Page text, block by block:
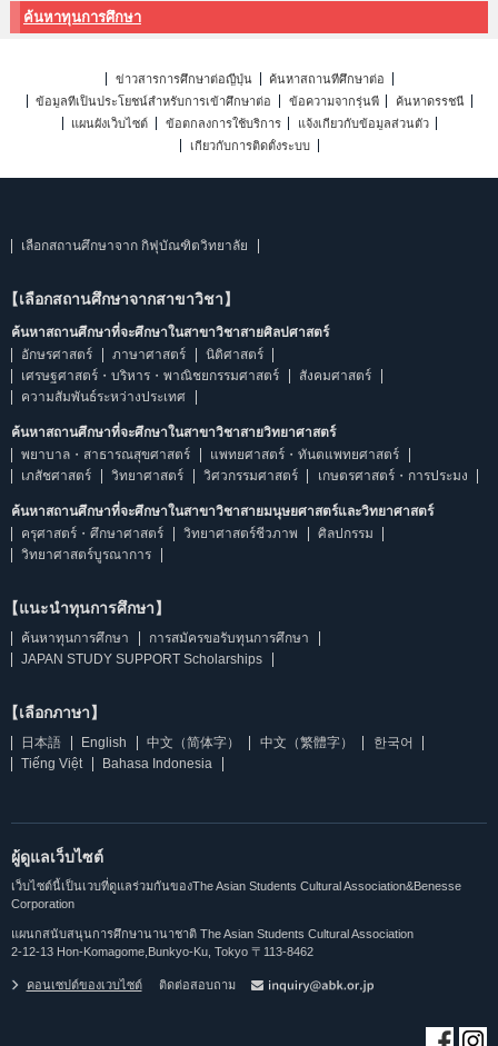
ค้นหาทุนการศึกษา
ข่าวสารการศึกษาต่อญี่ปุ่น
ค้นหาสถานที่ศึกษาต่อ
ข้อมูลที่เป็นประโยชน์สำหรับการเข้าศึกษาต่อ
ข้อความจากรุ่นพี่
ค้นหาดรรชนี
แผนผังเว็บไซต์
ข้อตกลงการใช้บริการ
แจ้งเกี่ยวกับข้อมูลส่วนตัว
เกี่ยวกับการติดตั้งระบบ
เลือกสถานศึกษาจาก กิฟุบัณฑิตวิทยาลัย
【เลือกสถานศึกษาจากสาขาวิชา】
ค้นหาสถานศึกษาที่จะศึกษาในสาขาวิชาสายศิลปศาสตร์
อักษรศาสตร์
ภาษาศาสตร์
นิติศาสตร์
เศรษฐศาสตร์・บริหาร・พาณิชยกรรมศาสตร์
สังคมศาสตร์
ความสัมพันธ์ระหว่างประเทศ
ค้นหาสถานศึกษาที่จะศึกษาในสาขาวิชาสายวิทยาศาสตร์
พยาบาล・สาธารณสุขศาสตร์
แพทยศาสตร์・ทันตแพทยศาสตร์
เภสัชศาสตร์
วิทยาศาสตร์ วิศวกรรมศาสตร์ เกษตรศาสตร์・การประมง
ค้นหาสถานศึกษาที่จะศึกษาในสาขาวิชาสายมนุษยศาสตร์และวิทยาศาสตร์
ครุศาสตร์・ศึกษาศาสตร์
วิทยาศาสตร์ชีวภาพ
ศิลปกรรม
วิทยาศาสตร์บูรณาการ
【แนะนำทุนการศึกษา】
ค้นหาทุนการศึกษา
การสมัครขอรับทุนการศึกษา
JAPAN STUDY SUPPORT Scholarships
【เลือกภาษา】
日本語 English 中文（简体字） 中文（繁體字）
한국어
Tiếng Việt
Bahasa Indonesia
ผู้ดูแลเว็บไซต์
เว็บไซต์นี้เป็นเวบที่ดูแลร่วมกันของThe Asian Students Cultural Association&Benesse
Corporation
แผนกสนับสนุนการศึกษานานาชาติ The Asian Students Cultural Association
2-12-13 Hon-Komagome,Bunkyo-Ku, Tokyo 〒113-8462
คอนเซปต์ของเวบไซต์ ติดต่อสอบถาม